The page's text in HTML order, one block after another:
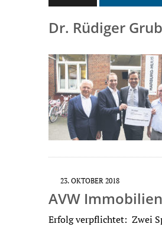
Dr. Rüdiger
23. OKTOBER 2018
AVW
Erfolg verpflichtet: Zwei